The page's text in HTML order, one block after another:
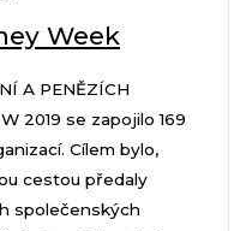
Week
A PENĚZÍCH
2019 se zapojilo 169
Cílem bylo,
cestou předaly
společenských